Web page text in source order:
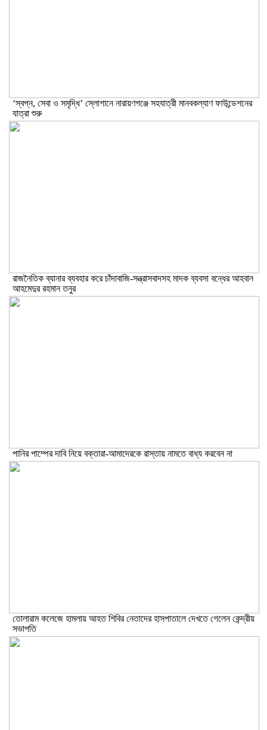
‘স্বপ্ন, সেবা ও সমৃদ্ধি’ স্লোগানে নারায়ণগঞ্জে সহযাত্রী মানবকল্যাণ ফাউন্ডেশনের
যাত্রা শুরু
রাজনৈতিক ব্যানার ব্যবহার করে চাঁদাবাজি-সন্ত্রাসবাদসহ মাদক ব্যবসা বন্ধের আহবান
আহমেদুর রহমান তনুর
পানির পাম্পের দাবি নিয়ে বক্তারা-আমাদেরকে রাস্তায় নামতে বাধ্য করবেন না
তোলারাম কলেজে হামলায় আহত শিবির নেতাদের হাসপাতালে দেখতে গেলেন কেন্দ্রীয়
সভাপতি